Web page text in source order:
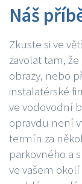
Náš
Zkuste si ve
zavolat tam,
obrazy, nebo
instalatérské
ve vodovodní
opravdu není
termín za
parkovného a
ve vašem